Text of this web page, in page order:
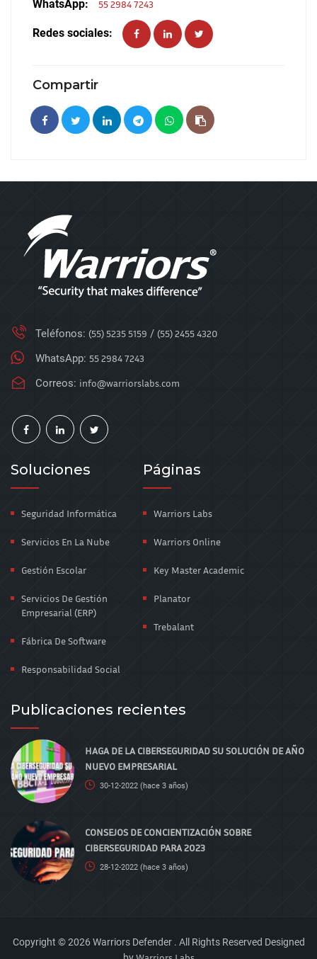
WhatsApp: 55 2984 7243
Redes sociales:
Compartir
Teléfonos: (55) 5235 5159 / (55) 2455 4320
WhatsApp: 55 2984 7243
Correos: info@warriorslabs.com
Soluciones
Seguridad Informática
Servicios En La Nube
Gestión Escolar
Servicios De Gestión
Empresarial (ERP)
Fábrica De Software
Responsabilidad Social
Páginas
Warriors Labs
Warriors Online
Key Master Academic
Planator
Trebalant
Publicaciones recientes
HAGA DE LA CIBERSEGURIDAD SU SOLUCIÓN DE AÑO
NUEVO EMPRESARIAL
30-12-2022 (hace 3 años)
CONSEJOS DE CONCIENTIZACIÓN SOBRE
CIBERSEGURIDAD PARA 2023
28-12-2022 (hace 3 años)
Copyright © 2026 Warriors Defender . All Rights Reserved Designed